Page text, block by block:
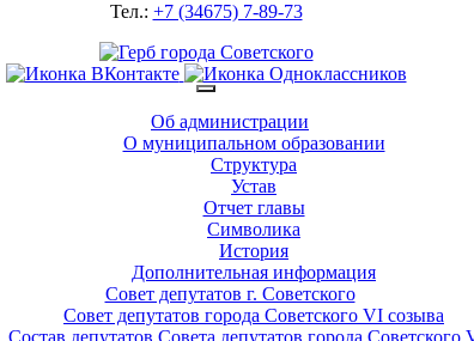
Тел.: +7 (34675) 7-89-73
Об администрации
О муниципальном образовании
Структура
Устав
Отчет главы
Символика
История
Дополнительная информация
Совет депутатов г. Советского
Совет депутатов города Советского VI созыва